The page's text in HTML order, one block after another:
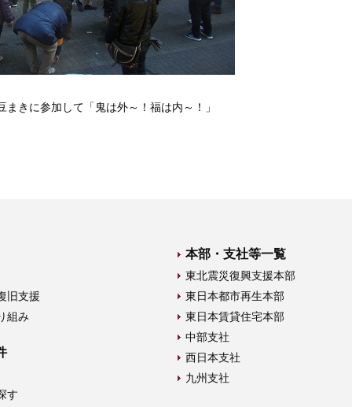
きに参加して「鬼は外～！福は内～！」
旧支援
組み
す
本部・支社等一覧
東北震災復興支援本部
東日本都市再生本部
東日本賃貸住宅本部
中部支社
西日本支社
九州支社